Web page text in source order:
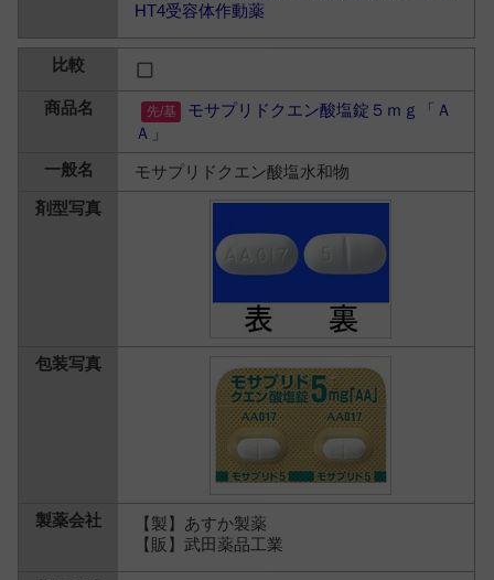
HT4受容体作動薬
モサプリドクエン酸塩錠５ｍｇ「Ａ
Ａ」
モサプリドクエン酸塩水和物
【製】あすか製薬
【販】武田薬品工業